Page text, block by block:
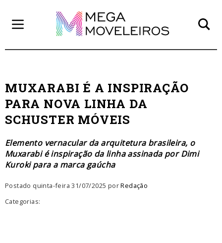
MUXARABI É A INSPIRAÇÃO
PARA NOVA LINHA DA
SCHUSTER MÓVEIS
Elemento vernacular da arquitetura brasileira, o
Muxarabi é inspiração da linha assinada por Dimi
Kuroki para a marca gaúcha
Postado quinta-feira 31/07/2025 porRedação
Categorias: